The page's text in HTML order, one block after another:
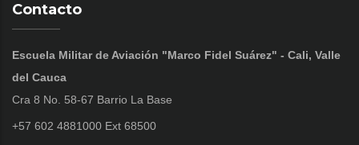
Contacto
Escuela Militar de Aviación "Marco Fidel Suárez" - Cali, Valle
del Cauca
Cra 8 No. 58-67 Barrio La Base
+57 602 4881000 Ext 68500